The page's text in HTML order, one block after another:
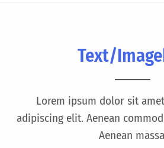
Text/
Lorem ipsum dolor sit
adipiscing elit. Aenean
Aenean